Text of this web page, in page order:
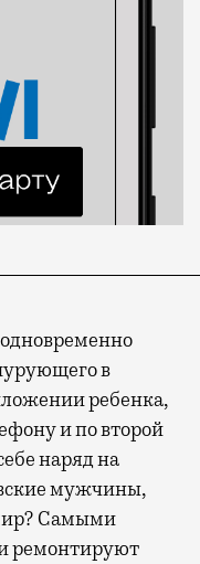
в
ребенка,
и по второй
наряд на
мужчины,
Самыми
ремонтируют